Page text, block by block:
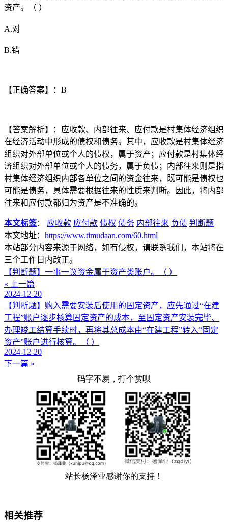
资产。（ ）
A.对
B.错
【正确答案】：B
【答案解析】：应收款、内部往来、应付款是村集体经济组织
在经济活动中形成的债权和债务。其中，应收款是村集体经济
组织对外部单位或个人的债权，属于资产；应付款是村集体经
济组织对外部单位或个人的债务，属于负债；内部往来则是指
村集体经济组织内部各单位之间的资金往来，既可能是债权也
可能是债务，具体需要根据往来的性质来判断。因此，将内部
往来和应付款都归为资产是不准确的。
本文标签： 应收款 应付款 债权 债务 内部往来 负债 判断题
本文地址： https://www.timudaan.com/60.html
本站部分内容来源于网络，如有侵权，请联系我们，本站将在
三个工作日内改正。
【判断题】一事一议资金属于资产类账户。（ ）
« 上一篇
2024-12-20
【判断题】购入需要安装后使用的固定资产，应先通过“在建
工程”账户逐步核算固定资产的成本，至固定资产安装完毕、
办理竣工结算手续时，再将其总成本由“在建工程”转入“固定
资产”账户进行核算。（ ）
2024-12-20
下一篇 »
相关推荐